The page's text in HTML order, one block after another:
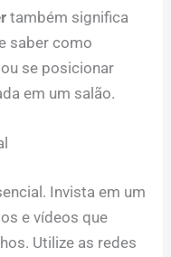
também significa
saber como
se posicionar
em um salão.
Invista em um
e vídeos que
Utilize as redes